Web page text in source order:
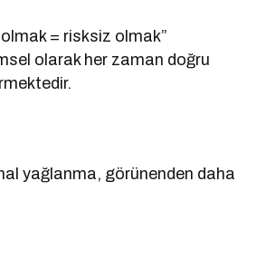
= risksiz olmak”
olarak her zaman doğru
yağlanma, görünenden daha